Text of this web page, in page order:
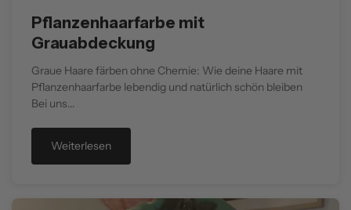
Pflanzenhaarfarbe mit
Grauabdeckung
Graue Haare färben ohne Chemie: Wie deine Haare mit
Pflanzenhaarfarbe lebendig und natürlich schön bleiben
Bei uns...
Weiterlesen